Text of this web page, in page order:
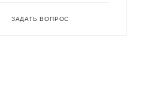
ЗАДАТЬ ВОПРОС